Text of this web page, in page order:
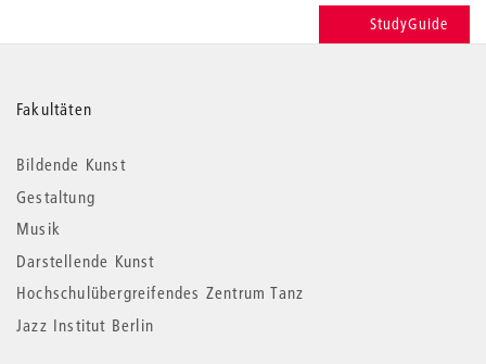
StudyGuide
Weitere
Informationen
Fakultäten
Bildende Kunst
Gestaltung
Musik
Darstellende Kunst
Hochschulübergreifendes Zentrum Tanz
Jazz Institut Berlin